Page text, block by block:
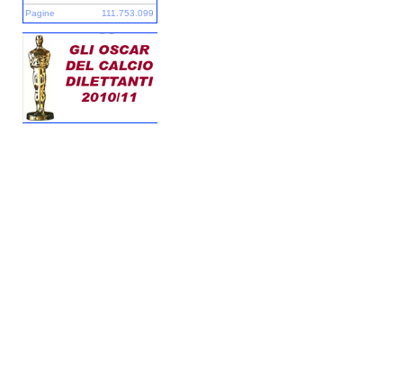
Pagine
111.753.099